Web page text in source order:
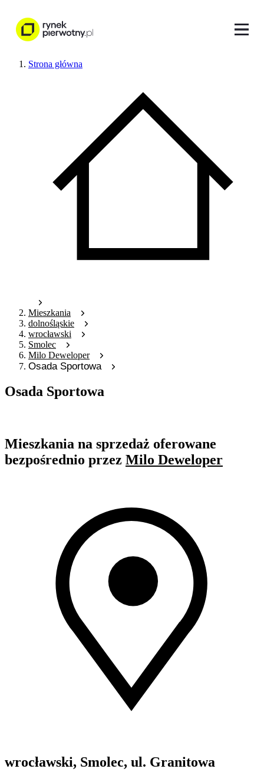
Strona główna
Mieszkania
dolnośląskie
wrocławski
Smolec
Milo Deweloper
Osada Sportowa
Osada Sportowa
Mieszkania na sprzedaż oferowane
bezpośrednio przez Milo Deweloper
wrocławski, Smolec, ul. Granitowa